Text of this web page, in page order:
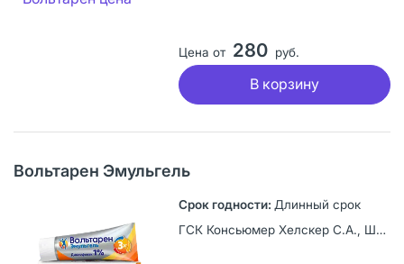
Цена от 280 руб.
В корзину
Вольтарен Эмульгель
Длинный срок
ГСК Консьюмер Хелскер С.А., Швейцария